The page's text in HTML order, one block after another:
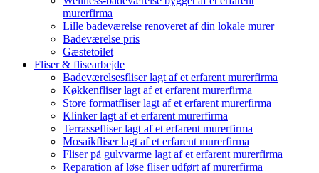
murerfirma
Lille badeværelse renoveret af din lokale murer
Badeværelse pris
Gæstetoilet
Fliser & flisearbejde
Badeværelsesfliser lagt af et erfarent murerfirma
Køkkenfliser lagt af et erfarent murerfirma
Store formatfliser lagt af et erfarent murerfirma
Klinker lagt af et erfarent murerfirma
Terrassefliser lagt af et erfarent murerfirma
Mosaikfliser lagt af et erfarent murerfirma
Fliser på gulvvarme lagt af et erfarent murerfirma
Reparation af løse fliser udført af murerfirma